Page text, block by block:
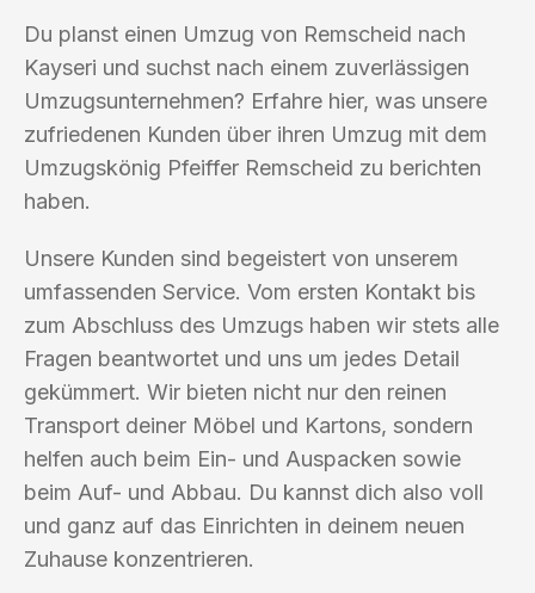
Du planst einen Umzug von Remscheid nach
Kayseri und suchst nach einem zuverlässigen
Umzugsunternehmen? Erfahre hier, was unsere
zufriedenen Kunden über ihren Umzug mit dem
Umzugskönig Pfeiffer Remscheid zu berichten
haben.
Unsere Kunden sind begeistert von unserem
umfassenden Service. Vom ersten Kontakt bis
zum Abschluss des Umzugs haben wir stets alle
Fragen beantwortet und uns um jedes Detail
gekümmert. Wir bieten nicht nur den reinen
Transport deiner Möbel und Kartons, sondern
helfen auch beim Ein- und Auspacken sowie
beim Auf- und Abbau. Du kannst dich also voll
und ganz auf das Einrichten in deinem neuen
Zuhause konzentrieren.